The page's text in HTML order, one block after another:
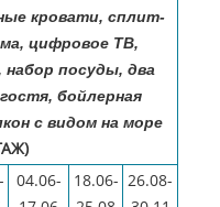
кровати, сплит-
цифровое ТВ,
набор посуды, два
бойлерная
с видом на море
04.06-
18.06- 26.08-